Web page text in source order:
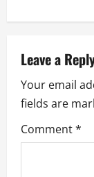
Leave a
Your email
fields are
Comment*